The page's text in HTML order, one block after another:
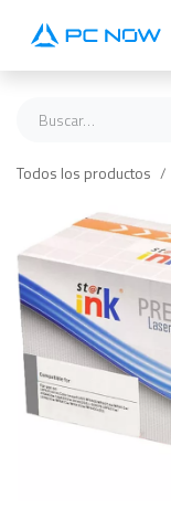
Todos los productos